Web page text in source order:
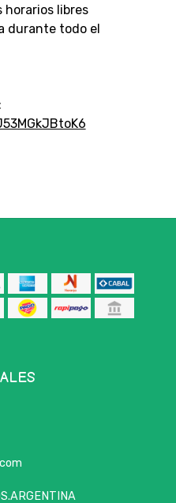
horarios libres
durante todo el
: